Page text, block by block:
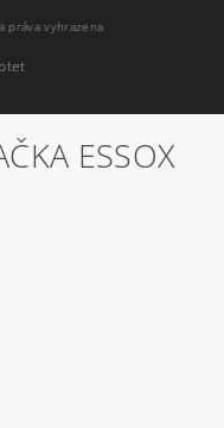
práva vyhrazena
ESSOX